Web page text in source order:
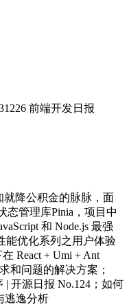
前端开发日报
就降公积金的脉脉，面
态管理库Pinia，项目中
和 Node.js 最强
能优化系列之用户体验
React + Umi + Ant
和问题的解决方案；
| 开源日报 No.124；如何
逃逸分析